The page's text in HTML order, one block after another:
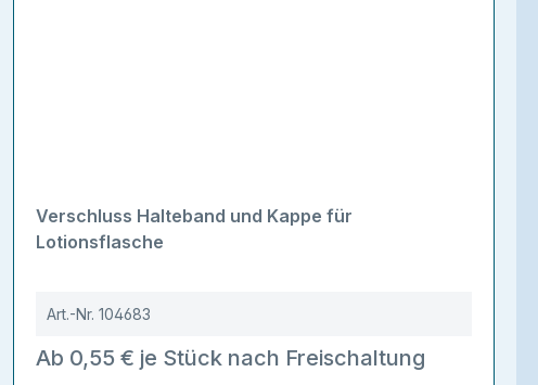
Verschluss Halteband und Kappe für
Lotionsflasche
Art.-Nr. 104683
Ab 0,55 € je Stück nach Freischaltung